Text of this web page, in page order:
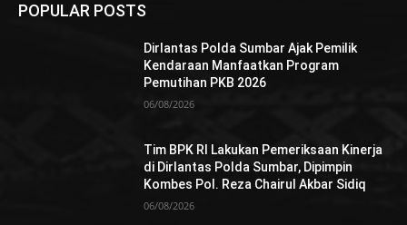
POPULAR POSTS
Dirlantas Polda Sumbar Ajak Pemilik
Kendaraan Manfaatkan Program
Pemutihan PKB 2026
06/08/2026
Tim BPK RI Lakukan Pemeriksaan Kinerja
di Dirlantas Polda Sumbar, Dipimpin
Kombes Pol. Reza Chairul Akbar Sidiq
06/08/2026